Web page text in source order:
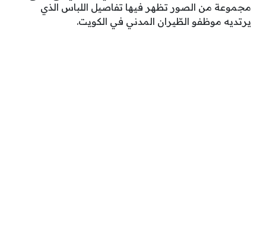
مجموعة من الصور تظهر فيها تفاصيل اللباس الذي
يرتديه موظفو الطّيران المدني في الكويت.